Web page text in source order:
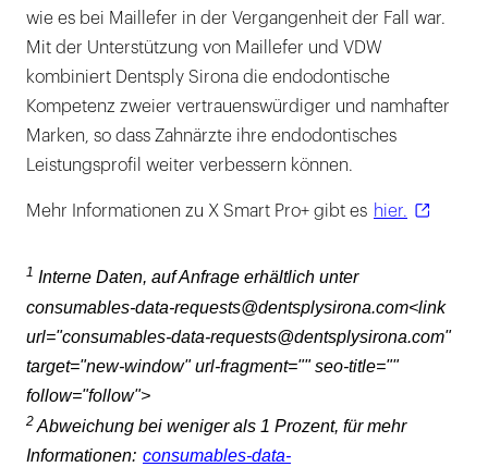
wie es bei Maillefer in der Vergangenheit der Fall war.
Mit der Unterstützung von Maillefer und VDW
kombiniert Dentsply Sirona die endodontische
Kompetenz zweier vertrauenswürdiger und namhafter
Marken, so dass Zahnärzte ihre endodontisches
Leistungsprofil weiter verbessern können.
Mehr Informationen zu X Smart Pro+ gibt es hier.
1 Interne Daten, auf Anfrage erhältlich unter
consumables-data-requests@dentsplysirona.com<link
url="consumables-data-requests@dentsplysirona.com"
target="new-window" url-fragment="" seo-title=""
follow="follow">
2 Abweichung bei weniger als 1 Prozent, für mehr
Informationen: consumables-data-